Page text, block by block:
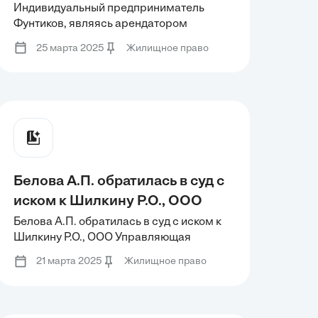
являясь арендатором нежилого
помещения, обратился к
департаменту имущественных
преимущественного права на
приобретение
Индивидуальный предприниматель
Фунтиков, являясь арендатором
нежилого помещения, обратился к
департаменту имущественных
приобретение
25 марта 2025 Жилищное право
Белова А.П. обратилась в суд с
иском к Шилкину P.O., ООО
Управляющая компания
«Хозяин» о признании
недействительным решения
Белова А.П. обратилась в суд с иском к
Шилкину P.O., ООО Управляющая
компания «Хозяин» о признании
недействительным решения общего
21 марта 2025 Жилищное право